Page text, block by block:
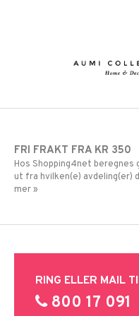
FRI FRAKT FRA KR 350
Hos Shopping4net
ut fra hvilken(e) avdeling(er)
mer »
RING ELLER MAIL
800 17 091